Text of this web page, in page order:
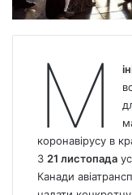
М
коронавірусу в
З 21 листопада
Канади